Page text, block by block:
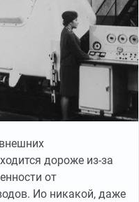
дороже из-за
от
Ио никакой, даже